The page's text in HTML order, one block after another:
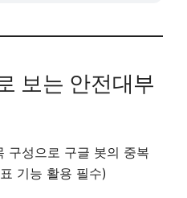
보는 안전대부
구성으로 구글 봇의 중복
기능 활용 필수)